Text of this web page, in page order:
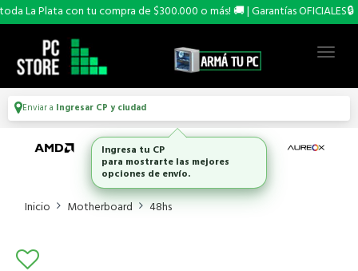
La Plata con tu compra de $300.000 o más! 🚚 | Garantías OFICIALES🔒
Enviar a Ingresar CP y ciudad
Inicio Motherboard 48hs
Ingresa tu CP
para mostrarte las mejores
opciones de envío.